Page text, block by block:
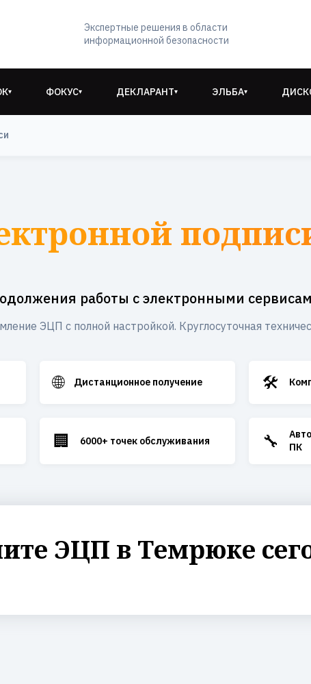
Экспертные решения в области
информационной безопасности
▾ ФОКУС▾ ДЕКЛАРАНТ▾ ЭЛЬБА▾
работы с электронными
ЭЦП с полной настройкой. Круглосуточная
🌐 Дистанционное получение 🛠️
🏢 6000+ точек обслуживания 🔧
ПК
ЭЦП в Темрюке